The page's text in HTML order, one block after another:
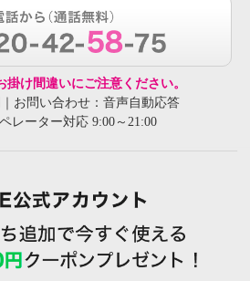
け間違いにご注意ください。
お問い合わせ：音声自動応答
レーター対応 9:00～21:00